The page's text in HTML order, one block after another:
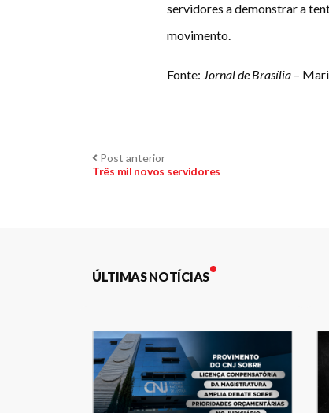
servidores a demonstrar a
movimento.
Fonte: Jornal de Brasília –
Navegação
Post anteriorPost
anterior:
Três mil novos servidores
ÚLTIMAS NOTÍCIAS